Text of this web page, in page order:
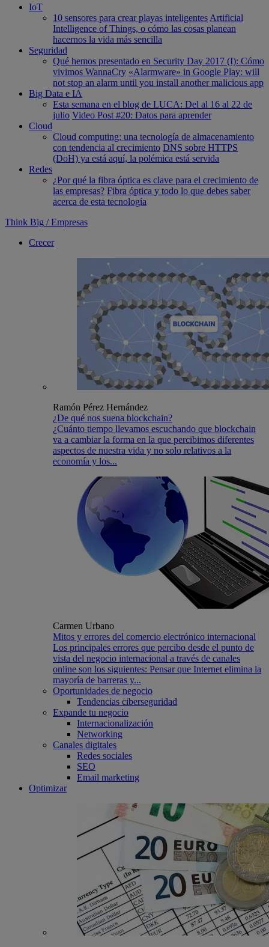
IoT
10 sensores para crear playas inteligentes Artificial
Intelligence of Things, o cómo las cosas planean
hacernos la vida más sencilla
Seguridad
Qué hemos presentado en Security Day 2017 (I): Cómo
vivimos WannaCry «Alarmware» in Google Play: will
not stop an alarm until you install another malicious app
Big Data e IA
Esta semana en el blog de LUCA: Del al 16 al 22 de
julio Video Post #20: Datos para aprender
Cloud
Cloud computing: una tecnología de almacenamiento
con tendencia al crecimiento DNS sobre HTTPS
(DoH) ya está aquí, la polémica está servida
Redes
¿Por qué la fibra óptica es clave para el crecimiento de
las empresas? Fibra óptica y todo lo que debes saber
acerca de esta tecnología
Think Big / Empresas
Crecer
Ramón Pérez Hernández
¿De qué nos suena blockchain?
¿Cuánto tiempo llevamos escuchando que blockchain
va a cambiar la forma en la que percibimos diferentes
aspectos de nuestra vida y no solo relativos a la
economía y los...
Carmen Urbano
Mitos y errores del comercio electrónico internacional
Los principales errores que percibo desde el punto de
vista del negocio internacional a través de canales
online son los siguientes: Pensar que Internet elimina la
mayoría de barreras y...
Oportunidades de negocio
Tendencias ciberseguridad
Expande tu negocio
Internacionalización
Networking
Canales digitales
Redes sociales
SEO
Email marketing
Optimizar